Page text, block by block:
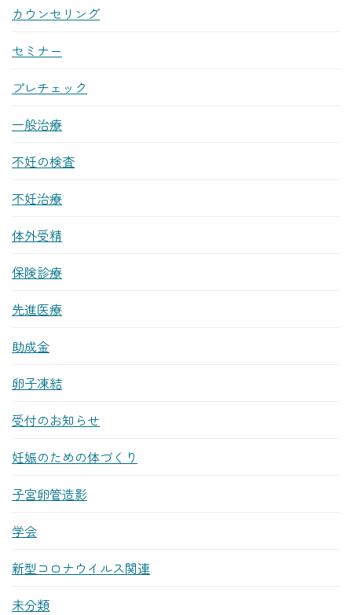
カウンセリング
セミナー
プレチェック
一般治療
不妊の検査
不妊治療
体外受精
保険診療
先進医療
助成金
卵子凍結
受付のお知らせ
妊娠のための体づくり
子宮卵管造影
学会
新型コロナウイルス関連
未分類